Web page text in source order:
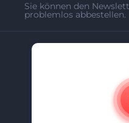
Sie können den
problemlos abbestellen.